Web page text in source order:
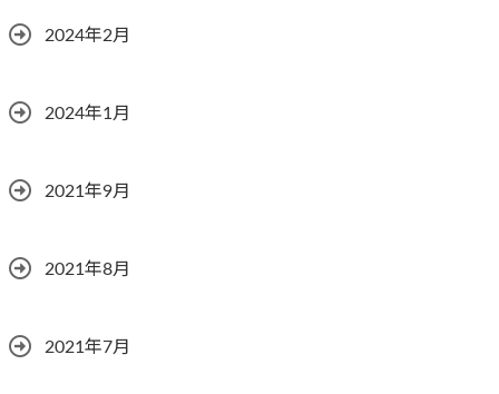
2024年2月
2024年1月
2021年9月
2021年8月
2021年7月